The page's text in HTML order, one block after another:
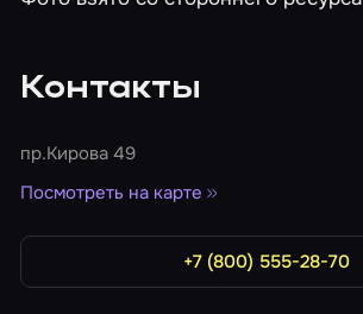
Контакты
пр.Кирова 49
Посмотреть на карте
+7 (800) 555-28-70